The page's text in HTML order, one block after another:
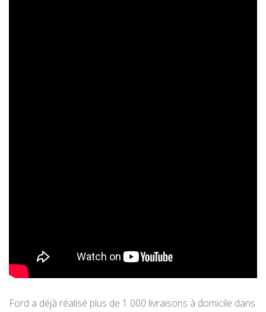
Ford a déjà réalisé plus de 1 000 livraisons à domicile dans